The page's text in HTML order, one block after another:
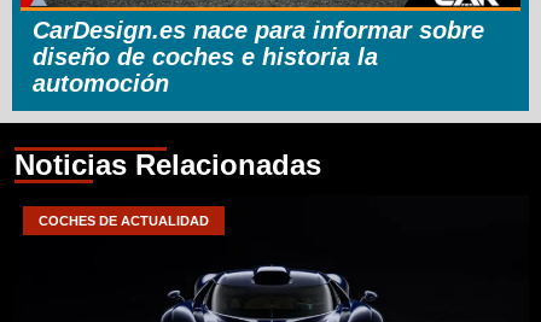
CarDesign.es nace para informar sobre
diseño de coches e historia la
automoción
Noticias Relacionadas
COCHES DE ACTUALIDAD